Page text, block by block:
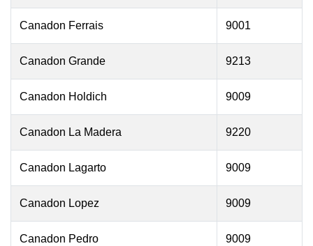
Canadon Ferrais 9001
Canadon Grande 9213
Canadon Holdich 9009
Canadon La Madera 9220
Canadon Lagarto 9009
Canadon Lopez 9009
Canadon Pedro 9009